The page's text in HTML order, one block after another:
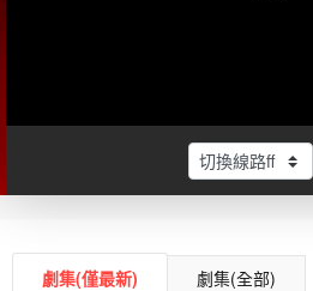
劇集(僅最新) 劇集(全部)